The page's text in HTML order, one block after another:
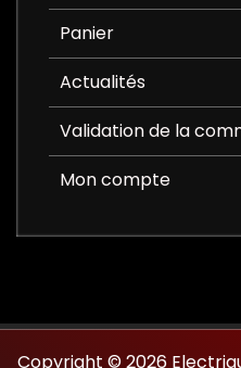
Panier
Actualités
Validation de la
Mon compte
Copyright © 2026